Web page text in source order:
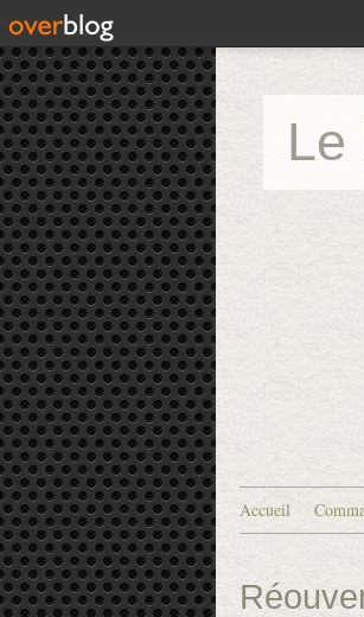
Le
Accueil